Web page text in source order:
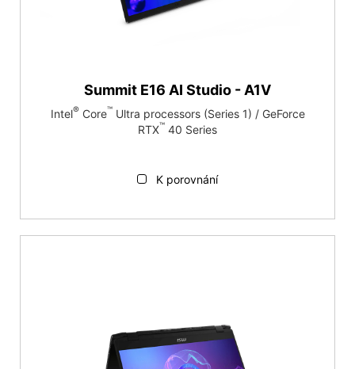
Summit E16 AI Studio - A1V
Intel®Core™Ultra processors (Series 1) / GeForce
RTX™ 40 Series
K porovnání